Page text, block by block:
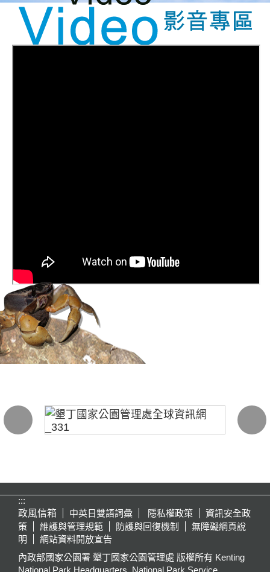
:::
政風信箱
中英日雙語詞彙 隱私權政策
資訊安全政
策
維護與管理規範 防護與回復機制
無障礙網頁說
明
網站資料開放宣告
內政部國家公園署 墾丁國家公園管理處 版權所有 Kenting
National Park Headquarters, National Park Service,